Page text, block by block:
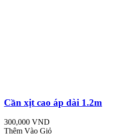
Cần xịt cao áp dài 1.2m
300,000 VND
Thêm Vào Giỏ